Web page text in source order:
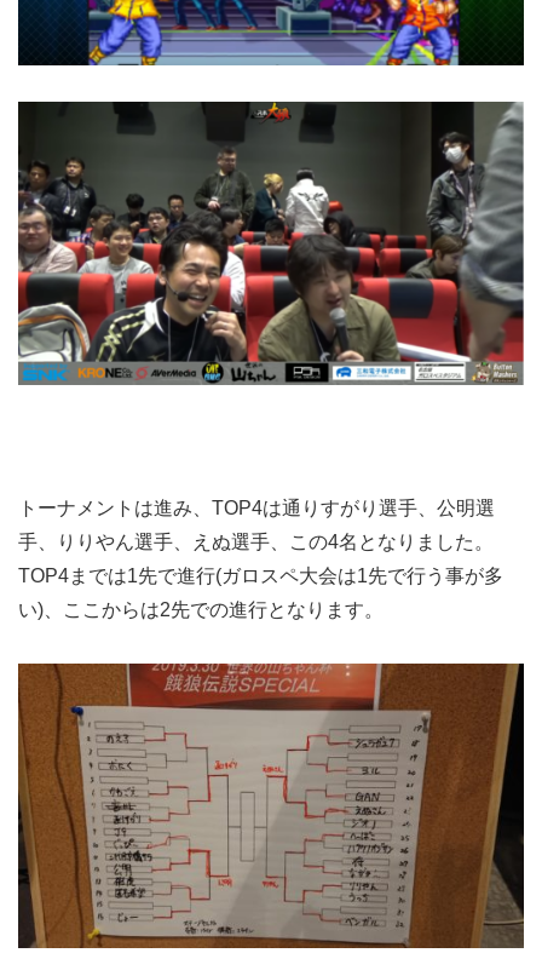
トーナメントは進み、TOP4は通りすがり選手、公明選
手、りりやん選手、えぬ選手、この4名となりました。
TOP4までは1先で進行(ガロスペ大会は1先で行う事が多
い)、ここからは2先での進行となります。